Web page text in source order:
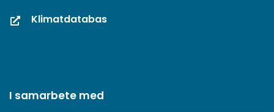
Klimatdatabas
I samarbete med